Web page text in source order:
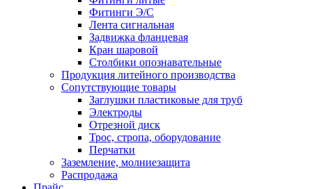
Фитинги Э/С
Лента сигнальная
Задвижка фланцевая
Кран шаровой
Столбики опознавательные
Продукция литейного производства
Сопутствующие товары
Заглушки пластиковые для труб
Электроды
Отрезной диск
Трос, стропа, оборудование
Перчатки
Заземление, молниезащита
Распродажа